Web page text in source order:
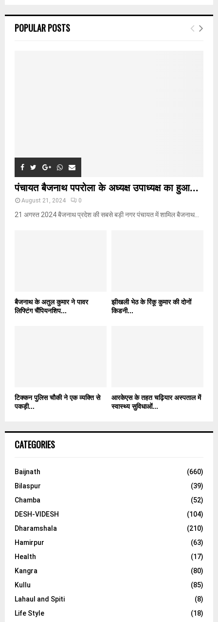
h
E
POPULAR POSTS
पंचायत बैजनाथ पपरोला के अध्यक्ष उपाध्यक्ष का हुआ...
August 21, 2024 0
21 अगस्त 2024 बैजनाथ प्रदेश की सबसे बड़ी नगर पंचायत में शामिल बैजनाथ...
बैजनाथ के अतुल कुमार ने पावर
लिफ्टिंग चैंपियनशिप...
झीखली भेठ के रिंकू कुमार की दोनों
किडनी...
टिक्कन पुलिस चौकी ने एक व्यक्ति से
पकड़ी...
आरकेएस के तहत चढ़ियार अस्पताल में
स्वास्थ्य सुविधाओं...
CATEGORIES
Baijnath
(660)
Bilaspur
(39)
Chamba
(52)
DESH-VIDESH
(104)
Dharamshala
(210)
Hamirpur
(63)
Health
(17)
Kangra
(80)
Kullu
(85)
Lahaul and Spiti
(8)
Life Style
(18)